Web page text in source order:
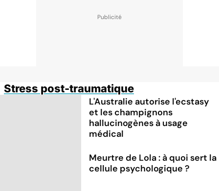
Stress post-traumatique
L'Australie autorise l'ecstasy
et les champignons
hallucinogènes à usage
médical
Meurtre de Lola : à quoi sert la
cellule psychologique ?